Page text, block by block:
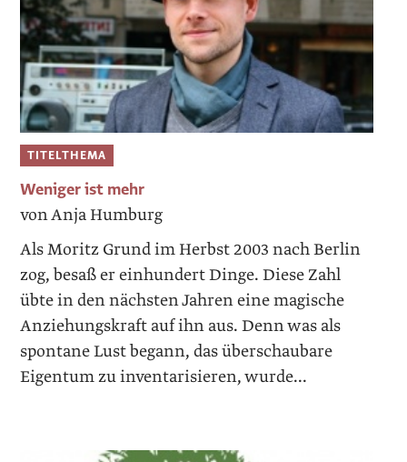
TITELTHEMA
Weniger ist mehr
von Anja Humburg
Als Moritz Grund im Herbst 2003 nach Berlin
zog, besaß er einhundert Dinge. Diese Zahl
übte in den nächsten Jahren eine magische
Anziehungskraft auf ihn aus. Denn was als
spontane Lust begann, das überschaubare
Eigentum zu inventarisieren, wurde...